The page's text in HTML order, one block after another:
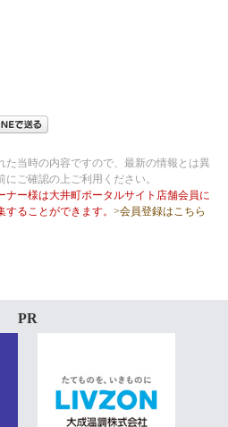
当時の内容ですので、最新の情報とは異
ご確認の上ご利用ください。
ー様は大井町ポータルサイト店舗会員に
ることができます。 >会員登録はこちら
PR